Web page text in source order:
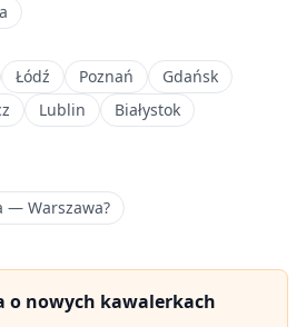
Łódź Poznań
Gdańsk
Lublin
Białystok
— Warszawa?
o nowych kawalerkach